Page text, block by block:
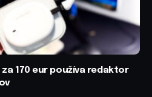
170 eur používa redaktor